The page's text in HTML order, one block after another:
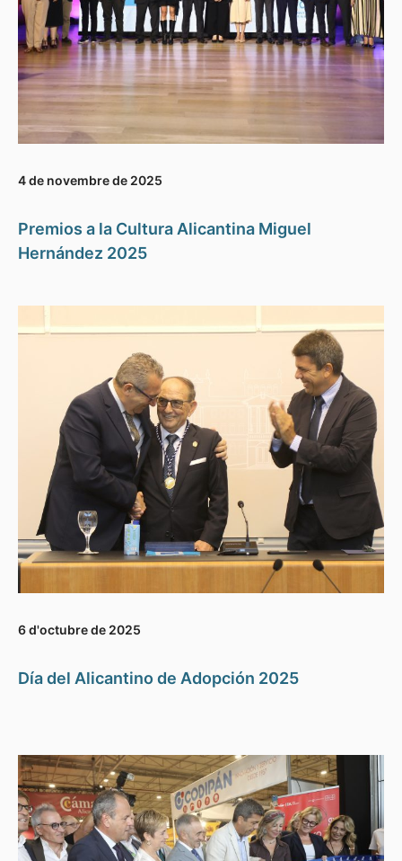
4 de novembre de 2025
Premios a la Cultura Alicantina Miguel
Hernández 2025
6 d'octubre de 2025
Día del Alicantino de Adopción 2025